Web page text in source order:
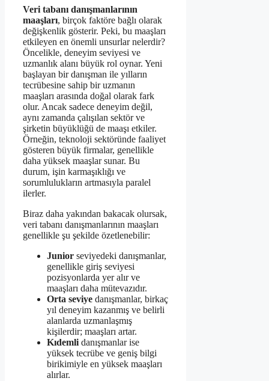
Veri tabanı danışmanlarının
maaşları, birçok faktöre bağlı olarak
değişkenlik gösterir. Peki, bu maaşları
etkileyen en önemli unsurlar nelerdir?
Öncelikle, deneyim seviyesi ve
uzmanlık alanı büyük rol oynar. Yeni
başlayan bir danışman ile yılların
tecrübesine sahip bir uzmanın
maaşları arasında doğal olarak fark
olur. Ancak sadece deneyim değil,
aynı zamanda çalışılan sektör ve
şirketin büyüklüğü de maaşı etkiler.
Örneğin, teknoloji sektöründe faaliyet
gösteren büyük firmalar, genellikle
daha yüksek maaşlar sunar. Bu
durum, işin karmaşıklığı ve
sorumlulukların artmasıyla paralel
ilerler.
Biraz daha yakından bakacak olursak,
veri tabanı danışmanlarının maaşları
genellikle şu şekilde özetlenebilir:
Junior seviyedeki danışmanlar,
genellikle giriş seviyesi
pozisyonlarda yer alır ve
maaşları daha mütevazıdır.
Orta seviye danışmanlar, birkaç
yıl deneyim kazanmış ve belirli
alanlarda uzmanlaşmış
kişilerdir; maaşları artar.
Kıdemlidanışmanlar ise
yüksek tecrübe ve geniş bilgi
birikimiyle en yüksek maaşları
alırlar.